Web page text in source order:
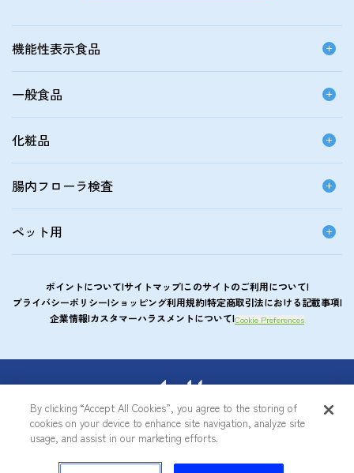
機能性表示食品
一般食品
化粧品
腸内フローラ検査
ペット用
ポイントについて サイトマップこのサイトのご利用について
プライバシーポリシー ショッピング利用規約特定商取引法における記載事項
企業情報 カスタマーハラスメントについて Cookie Preferences
アサヒカルピスウエルネスショップ
© Asahi Group Foods, Ltd.
By clicking “Accept All Cookies”, you agree to the storing of
cookies on your device to enhance site navigation, analyze site
usage, and assist in our marketing efforts.